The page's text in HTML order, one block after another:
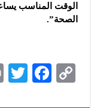
الوقت المناسب
الصحة”.
C
F